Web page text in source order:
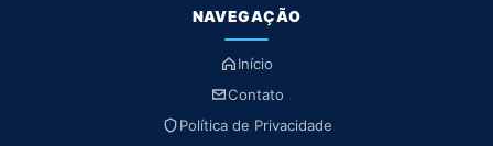
NAVEGAÇÃO
Início
Contato
Política de Privacidade